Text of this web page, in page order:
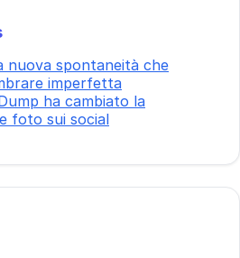
nuova spontaneità che
imperfetta
ha cambiato la
foto sui social